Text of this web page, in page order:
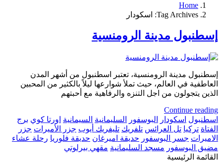
Home
Tag Archives: اسكودار
إسطنبول مدينة الرومنسية
إسطنبول مدينة الرومنسية، تعتبر اسطنبول من أشهر المدن
العاطفية في العالم، حيث تملأ شوارعها ليلاً بالكثير من المحبين
الذين يتجولون من اجل التنزه والرفاهية مع أحبتهم
Continue reading
اسطنبول اسكودار البوسفور السليمانية السيمانية اورتا كوي برج
الفتاة تركيا تل العرائس تلفريك تليفريك أيوب جزر الأميرات جزر
الاميرات جسر البوسفور حديقة اميرغان حديقة فلوريا رحلة عشاء
مضيق البوسفور مسجد السليمانية مقهي بيرلوتي
القائمة الرئيسية